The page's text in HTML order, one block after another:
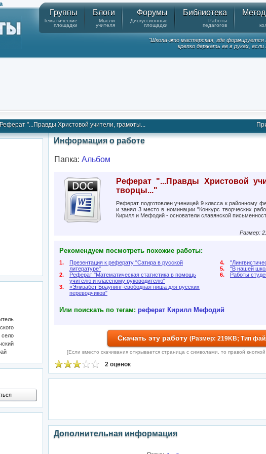
Группы
Тематические
площадки
Блоги
Мысли
учителя
Форумы
Дискуссионные
площадки
Библиотека
Работы
педагогов
"Школа-это мастерская, где
крепко держать ее в руках,
Реферат "...Правды Христовой учители, грамоты...
Информация о работе
Папка: Альбом
Реферат "...Правды Христовой
творцы..."
Реферат подготовлен ученицей 9 класса к районному
и занял 3 место в номинации "Конкурс творческих
Кирилл и Мефодий - основатели славянской
Размер:
Рекомендуем посмотреть похожие работы:
1.
Презентация к реферату "Сатира в русской
литературе"
2.
Реферат "Математическая статистика в помощь
учителю и классному руководителю"
3.
«Элизабет Браунинг-свободная ниша для русских
переводчиков"
4.
5.
"В нашей
6.
Работы
Или поискать по тегам: реферат Кирилл Мефодий
Скачать эту работу (Размер: 219KB; Тип
[Если вместо скачивания открывается страница с символами, то правой
2 оценок
Дополнительная информация